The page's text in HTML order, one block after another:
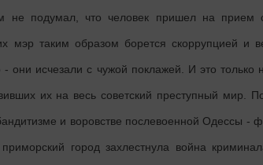
не подумал, что человек пришел на прием
мэр таким образом борется скоррупцией и
- они исчезали с чужой поклажей. И это только
их на весь советский преступный мир.
и воровстве послевоенной Одессы -
город захлестнула война